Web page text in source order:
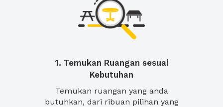
1. Temukan Ruangan sesuai
Kebutuhan
Temukan ruangan yang anda
butuhkan, dari ribuan pilihan yang